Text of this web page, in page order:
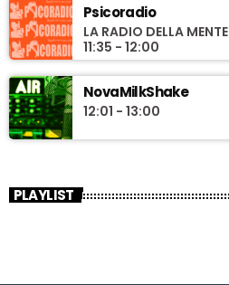
Psicoradio
LA RADIO DELLA MENTE
11:35 - 12:00
NovaMilkShake
12:01 - 13:00
PLAYLIST